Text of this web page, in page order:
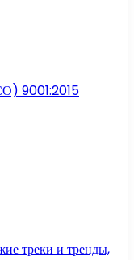
9001:2015
треки и тренды,